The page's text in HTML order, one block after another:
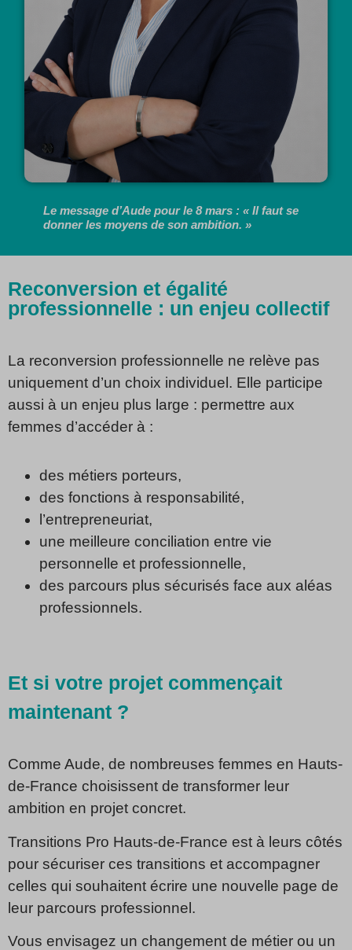
Le message d’Aude pour le 8 mars : « Il faut se
donner les moyens de son ambition. »
Reconversion et égalité
professionnelle : un enjeu collectif
La reconversion professionnelle ne relève pas
uniquement d’un choix individuel. Elle participe
aussi à un enjeu plus large : permettre aux
femmes d’accéder à :
des métiers porteurs,
des fonctions à responsabilité,
l’entrepreneuriat,
une meilleure conciliation entre vie
personnelle et professionnelle,
des parcours plus sécurisés face aux aléas
professionnels.
Et si votre projet commençait
maintenant ?
Comme Aude, de nombreuses femmes en Hauts-
de-France choisissent de transformer leur
ambition en projet concret.
Transitions Pro Hauts-de-France est à leurs côtés
pour sécuriser ces transitions et accompagner
celles qui souhaitent écrire une nouvelle page de
leur parcours professionnel.
Vous envisagez un changement de métier ou un